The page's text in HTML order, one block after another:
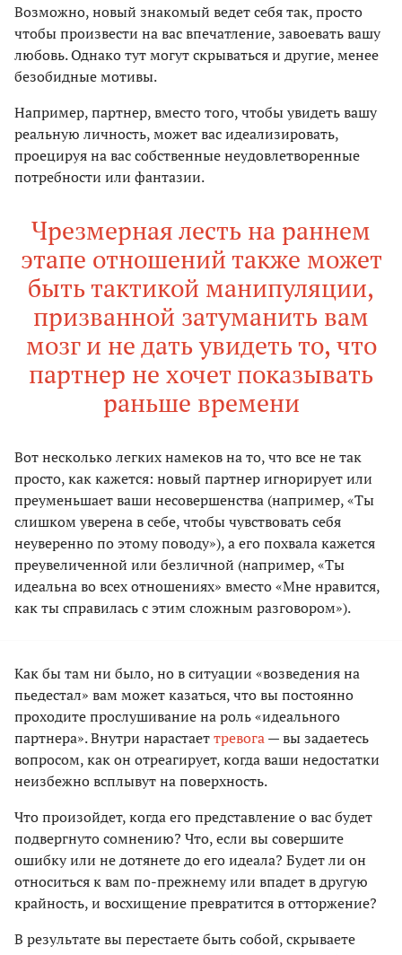
Возможно, новый знакомый ведет себя так, просто
чтобы произвести на вас впечатление, завоевать вашу
любовь. Однако тут могут скрываться и другие, менее
безобидные мотивы.
Например, партнер, вместо того, чтобы увидеть вашу
реальную личность, может вас идеализировать,
проецируя на вас собственные неудовлетворенные
потребности или фантазии.
Чрезмерная лесть на раннем
этапе отношений также может
быть тактикой манипуляции,
призванной затуманить вам
мозг и не дать увидеть то, что
партнер не хочет показывать
раньше времени
Вот несколько легких намеков на то, что все не так
просто, как кажется: новый партнер игнорирует или
преуменьшает ваши несовершенства (например, «Ты
слишком уверена в себе, чтобы чувствовать себя
неуверенно по этому поводу»), а его похвала кажется
преувеличенной или безличной (например, «Ты
идеальна во всех отношениях» вместо «Мне нравится,
как ты справилась с этим сложным разговором»).
Как бы там ни было, но в ситуации «возведения на
пьедестал» вам может казаться, что вы постоянно
проходите прослушивание на роль «идеального
партнера». Внутри нарастаеттревога— вы задаетесь
вопросом, как он отреагирует, когда ваши недостатки
неизбежно всплывут на поверхность.
Что произойдет, когда его представление о вас будет
подвергнуто сомнению? Что, если вы совершите
ошибку или не дотянете до его идеала? Будет ли он
относиться к вам по-прежнему или впадет в другую
крайность, и восхищение превратится в отторжение?
В результате вы перестаете быть собой, скрываете